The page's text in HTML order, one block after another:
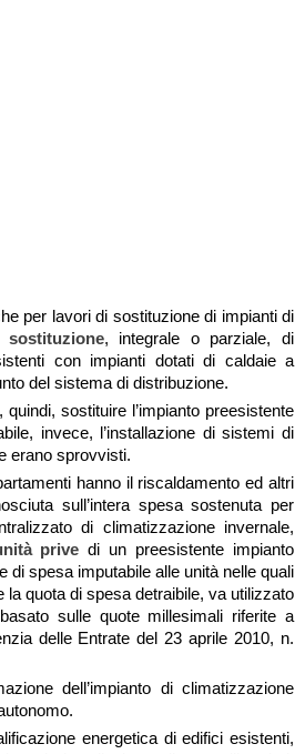
per lavori di sostituzione di impianti di
sostituzione, integrale o parziale, di
con impianti dotati di caldaie a
del sistema di distribuzione.
sostituire l’impianto preesistente
invece, l’installazione di sistemi di
erano sprovvisti.
hanno il riscaldamento ed altri
sull’intera spesa sostenuta per
di climatizzazione invernale,
prive di un preesistente impianto
spesa imputabile alle unità nelle quali
quota di spesa detraibile, va utilizzato
sulle quote millesimali riferite a
delle Entrate del 23 aprile 2010, n.
dell’impianto di climatizzazione
energetica di edifici esistenti,